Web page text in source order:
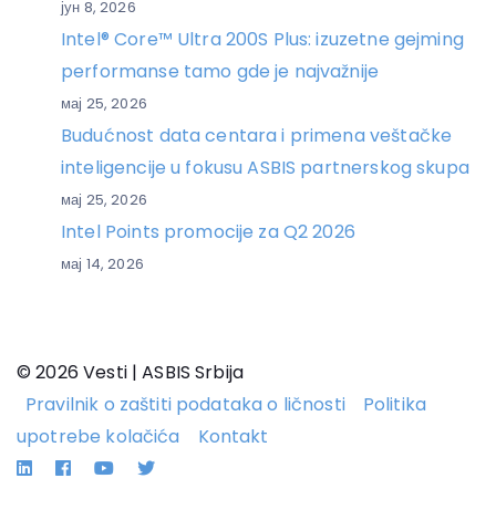
јун 8, 2026
Intel® Core™ Ultra 200S Plus: izuzetne gejming
performanse tamo gde je najvažnije
мај 25, 2026
Budućnost data centara i primena veštačke
inteligencije u fokusu ASBIS partnerskog skupa
мај 25, 2026
Intel Points promocije za Q2 2026
мај 14, 2026
© 2026 Vesti | ASBIS Srbija
Pravilnik o zaštiti podataka o ličnosti
Politika
upotrebe kolačića
Kontakt
LinkedinFacebook
YouTubeTwitter